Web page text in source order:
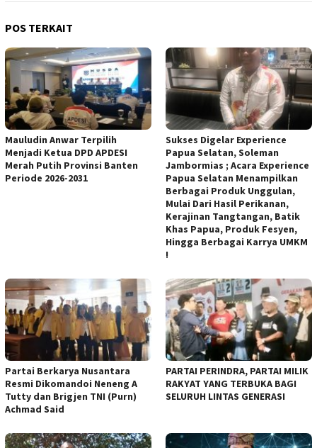
POS TERKAIT
Mauludin Anwar Terpilih
Menjadi Ketua DPD APDESI
Merah Putih Provinsi Banten
Periode 2026-2031
Sukses Digelar Experience
Papua Selatan, Soleman
Jambormias ; Acara Experience
Papua Selatan Menampilkan
Berbagai Produk Unggulan,
Mulai Dari Hasil Perikanan,
Kerajinan Tangtangan, Batik
Khas Papua, Produk Fesyen,
Hingga Berbagai Karrya UMKM
!
Partai Berkarya Nusantara
Resmi Dikomandoi Neneng A
Tutty dan Brigjen TNI (Purn)
Achmad Said
PARTAI PERINDRA, PARTAI MILIK
RAKYAT YANG TERBUKA BAGI
SELURUH LINTAS GENERASI